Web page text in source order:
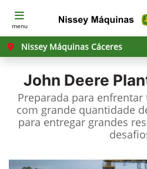
menu
Nissey Máquinas Cáceres
John Deere
Preparada para
com grande quantidade
para entregar grandes